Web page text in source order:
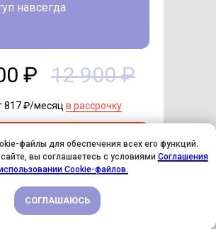
817 ₽/месяц в рассрочку
12 900 ₽
₽
Купить курс со скидкой
навсегда
ВСЕМ СКИДКИ НА ОБУЧЕНИЕ!
ПОДРОБНЕЕ
файлы для обеспечения всех его функций.
вы соглашаетесь с условиями Соглашения
Cookie-файлов.
СОГЛАШАЮСЬ